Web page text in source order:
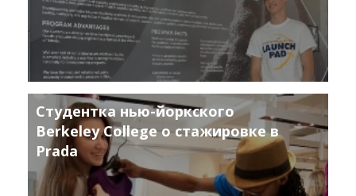
Студентка нью-йоркского
Berkeley College о стажировке в
Prada